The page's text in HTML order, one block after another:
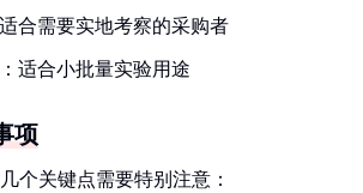
合需要实地考察的采购者
适合小批量实验用途
项
个关键点需要特别注意：